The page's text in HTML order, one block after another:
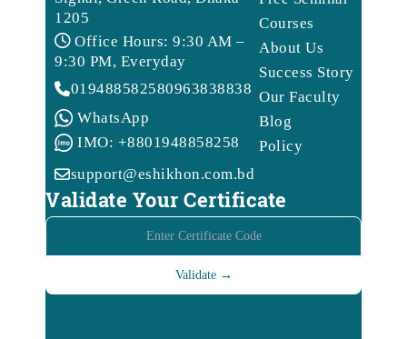
1205
Office Hours: 9:30 AM –
9:30 PM, Everyday
0194885825809638388388
WhatsApp
IMO: +8801948858258
support@eshikhon.com.bd
Courses
About Us
Success Story
Our Faculty
Blog
Policy
Validate Your Certificate